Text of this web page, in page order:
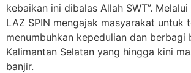
kebaikan ini dibalas Allah SWT”.
LAZ SPIN mengajak masyarakat untuk
menumbuhkan kepedulian dan berbagi
Kalimantan Selatan yang hingga kini
banjir.